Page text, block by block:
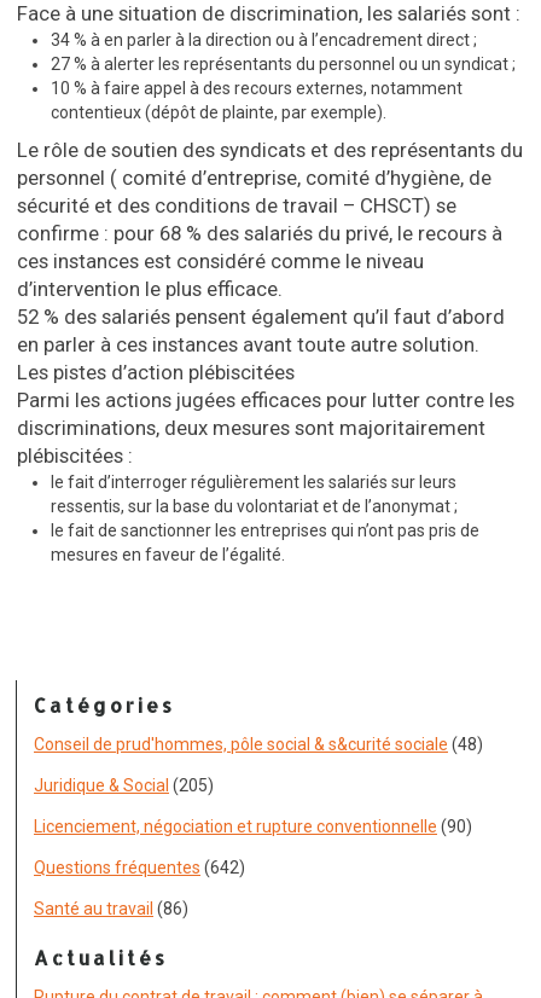
Face à une situation de discrimination, les salariés sont :
34 % à en parler à la direction ou à l’encadrement direct ;
27 % à alerter les représentants du personnel ou un syndicat ;
10 % à faire appel à des recours externes, notamment
contentieux (dépôt de plainte, par exemple).
Le rôle de soutien des syndicats et des représentants du
personnel ( comité d’entreprise, comité d’hygiène, de
sécurité et des conditions de travail – CHSCT) se
confirme : pour 68 % des salariés du privé, le recours à
ces instances est considéré comme le niveau
d’intervention le plus efficace.
52 % des salariés pensent également qu’il faut d’abord
en parler à ces instances avant toute autre solution.
Les pistes d’action plébiscitées
Parmi les actions jugées efficaces pour lutter contre les
discriminations, deux mesures sont majoritairement
plébiscitées :
le fait d’interroger régulièrement les salariés sur leurs
ressentis, sur la base du volontariat et de l’anonymat ;
le fait de sanctionner les entreprises qui n’ont pas pris de
mesures en faveur de l’égalité.
Catégories
Conseil de prud'hommes, pôle social & s&curité sociale (48)
Juridique & Social (205)
Licenciement, négociation et rupture conventionnelle (90)
Questions fréquentes (642)
Santé au travail (86)
Actualités